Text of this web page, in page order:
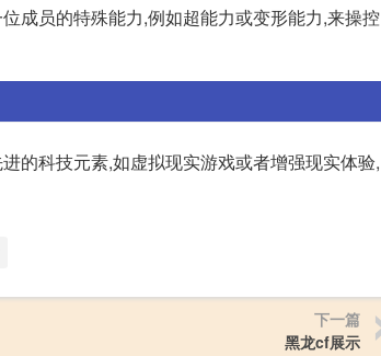
成员的特殊能力,例如超能力或变形能力,来操控
的科技元素,如虚拟现实游戏或者增强现实体验,
下一篇
黑龙cf展示